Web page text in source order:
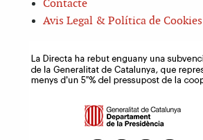
Contacte
Avis Legal & Política de Cookies